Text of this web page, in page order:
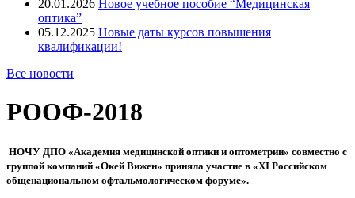
20.01.2026 Новое учебное пособие “Медицинская
оптика”
05.12.2025 Новые даты курсов повышения
квалификации!
Все новости
РООФ-2018
НОЧУ ДПО «Академия медицинской оптики и оптометрии» совместно с
группой компаний «Окей Вижен» приняла участие в «XI Российском
общенациональном офтальмологическом форуме».